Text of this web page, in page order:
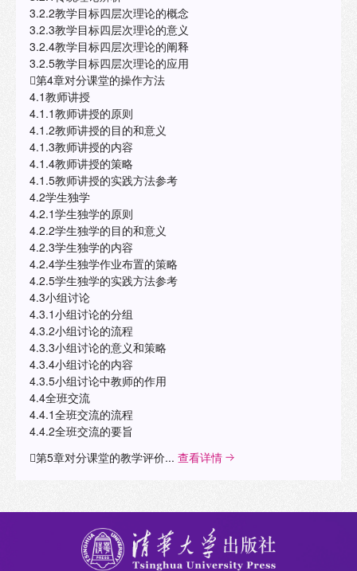
3.2.2教学目标四层次理论的概念
3.2.3教学目标四层次理论的意义
3.2.4教学目标四层次理论的阐释
3.2.5教学目标四层次理论的应用
第4章对分课堂的操作方法
4.1教师讲授
4.1.1教师讲授的原则
4.1.2教师讲授的目的和意义
4.1.3教师讲授的内容
4.1.4教师讲授的策略
4.1.5教师讲授的实践方法参考
4.2学生独学
4.2.1学生独学的原则
4.2.2学生独学的目的和意义
4.2.3学生独学的内容
4.2.4学生独学作业布置的策略
4.2.5学生独学的实践方法参考
4.3小组讨论
4.3.1小组讨论的分组
4.3.2小组讨论的流程
4.3.3小组讨论的意义和策略
4.3.4小组讨论的内容
4.3.5小组讨论中教师的作用
4.4全班交流
4.4.1全班交流的流程
4.4.2全班交流的要旨
第5章对分课堂的教学评价... 查看详情